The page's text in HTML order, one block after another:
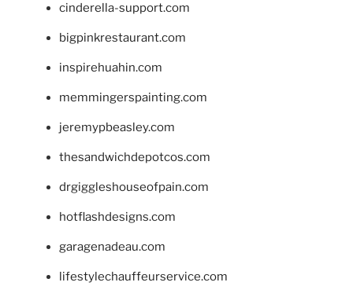
cinderella-support.com
bigpinkrestaurant.com
inspirehuahin.com
memmingerspainting.com
jeremypbeasley.com
thesandwichdepotcos.com
drgiggleshouseofpain.com
hotflashdesigns.com
garagenadeau.com
lifestylechauffeurservice.com